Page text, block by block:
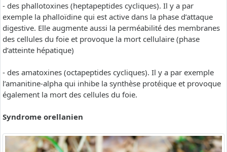
- des phallotoxines (heptapeptides cycliques). Il y a par
exemple la phalloïdine qui est active dans la phase d’attaque
digestive. Elle augmente aussi la perméabilité des membranes
des cellules du foie et provoque la mort cellulaire (phase
d’atteinte hépatique)
- des amatoxines (octapeptides cycliques). Il y a par exemple
l’amanitine-alpha qui inhibe la synthèse protéique et provoque
également la mort des cellules du foie.
Syndrome orellanien